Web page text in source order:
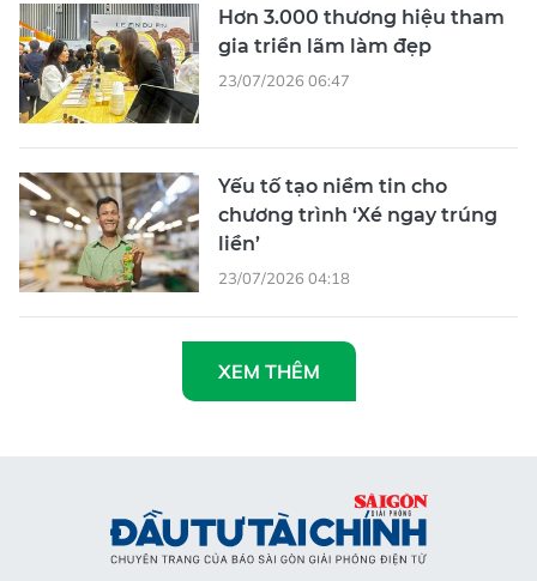
Hơn 3.000 thương hiệu tham
gia triển lãm làm đẹp
23/07/2026 06:47
Yếu tố tạo niềm tin cho
chương trình ‘Xé ngay trúng
liền’
23/07/2026 04:18
XEM THÊM